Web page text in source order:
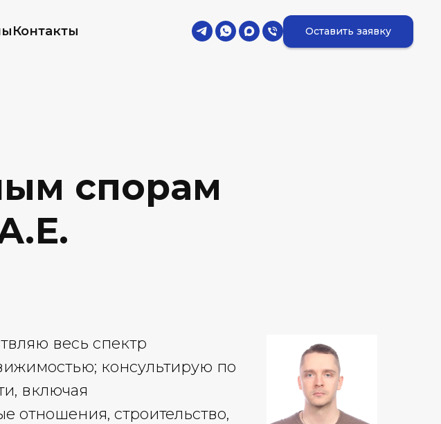
Контакты Оставить заявку
спорам
весь спектр
консультирую по
включая
отношения, строительство,